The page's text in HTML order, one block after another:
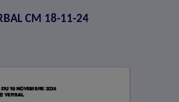
CM 18-11-24